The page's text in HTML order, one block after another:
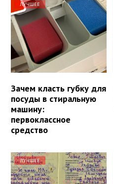
ЛУЧШЕЕ
Зачем класть губку для
посуды в стиральную
машину:
первоклассное
средство
ЛУЧШЕЕ